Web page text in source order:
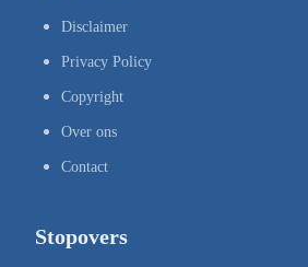
Disclaimer
Privacy Policy
Copyright
Over ons
Contact
Stopovers